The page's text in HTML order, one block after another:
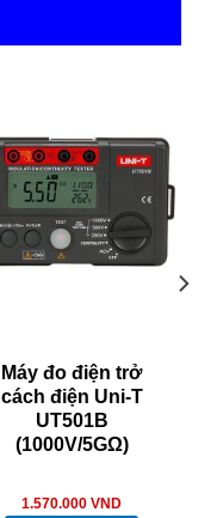
Máy đo điện trở
cách điện Uni-T
UT501B
(1000V/5GΩ)
1.570.000 VND